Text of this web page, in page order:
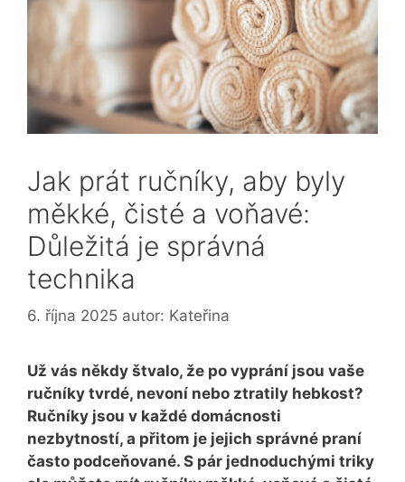
Jak prát ručníky, aby byly
měkké, čisté a voňavé:
Důležitá je správná
technika
6. října 2025 autor: Kateřina
Už vás někdy štvalo, že po vyprání jsou vaše
ručníky tvrdé, nevoní nebo ztratily hebkost?
Ručníky jsou v každé domácnosti
nezbytností, a přitom je jejich správné praní
často podceňované. S pár jednoduchými triky